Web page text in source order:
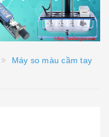
Máy so màu cầm tay